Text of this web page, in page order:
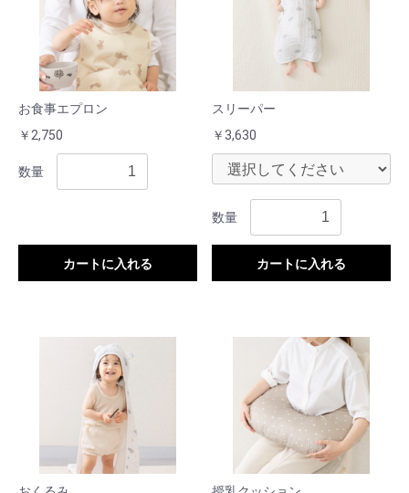
お食事エプロン
￥2,750
数量
カートに入れる
スリーパー
￥3,630
数量
カートに入れる